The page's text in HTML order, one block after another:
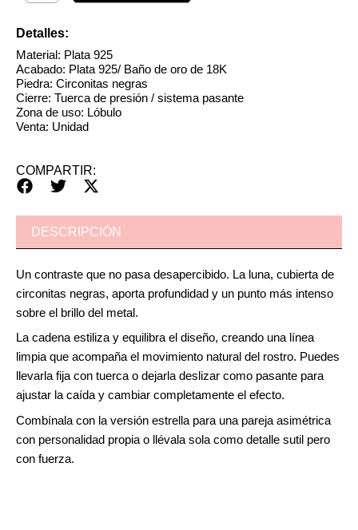
Detalles:
Material: Plata 925
Acabado: Plata 925/ Baño de oro de 18K
Piedra: Circonitas negras
Cierre: Tuerca de presión / sistema pasante
Zona de uso: Lóbulo
Venta: Unidad
COMPARTIR:
DESCRIPCIÓN
Un contraste que no pasa desapercibido. La luna, cubierta de
circonitas negras, aporta profundidad y un punto más intenso
sobre el brillo del metal.
La cadena estiliza y equilibra el diseño, creando una línea
limpia que acompaña el movimiento natural del rostro. Puedes
llevarla fija con tuerca o dejarla deslizar como pasante para
ajustar la caída y cambiar completamente el efecto.
Combínala con la versión estrella para una pareja asimétrica
con personalidad propia o llévala sola como detalle sutil pero
con fuerza.